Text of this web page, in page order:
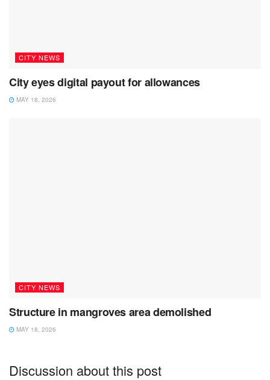
CITY NEWS
City eyes digital payout for allowances
MAY 18, 2026
CITY NEWS
Structure in mangroves area demolished
MAY 18, 2026
Discussion about this post